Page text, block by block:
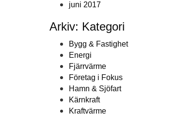
juni 2017
Arkiv: Kategori
Bygg & Fastighet
Energi
Fjärrvärme
Företag i Fokus
Hamn & Sjöfart
Kärnkraft
Kraftvärme